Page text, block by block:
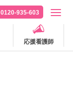
0120-935-603
応援看護師